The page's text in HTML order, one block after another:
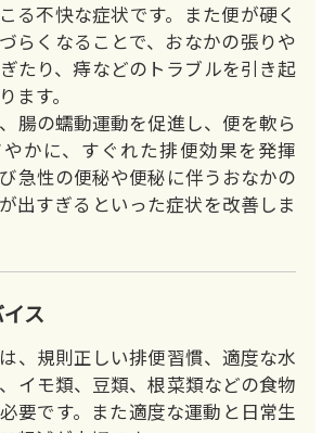
る不快な症状です。また便が硬く
らくなることで、おなかの張りや
たり、痔などのトラブルを引き起
ます。
腸の蠕動運動を促進し、便を軟ら
かに、すぐれた排便効果を発揮
急性の便秘や便秘に伴うおなかの
出すぎるといった症状を改善しま
ス
、規則正しい排便習慣、適度な水
イモ類、豆類、根菜類などの食物
要です。また適度な運動と日常生